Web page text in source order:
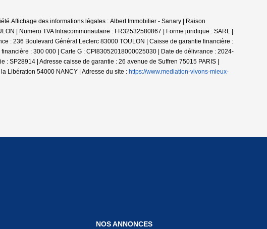
Affichage des informations légales : Albert Immobilier - Sanary | Raison
| Numero TVA Intracommunautaire : FR32532580867 | Forme juridique : SARL |
: 236 Boulevard Général Leclerc 83000 TOULON | Caisse de garantie financière :
: 300 000 | Carte G : CPI83052018000025030 | Date de délivrance : 2024-
SP28914 | Adresse caisse de garantie : 26 avenue de Suffren 75015 PARIS |
Libération 54000 NANCY | Adresse du site : https://www.mediation-vivons-mieux-
NOS ANNONCES